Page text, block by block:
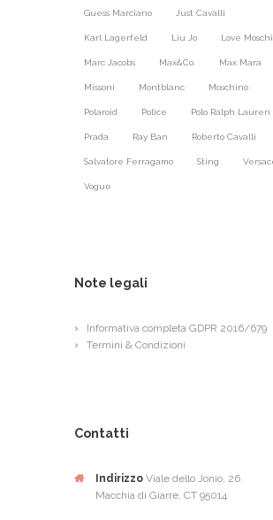
Guess Marciano Just Cavalli
Karl Lagerfeld Liu Jo Love
Marc Jacobs Max&Co. Max Mara
Missoni Montblanc Moschino
Polaroid Police Polo Ralph Lauren
Prada Ray Ban Roberto Cavalli
Salvatore Ferragamo Sting
Vogue
Note legali
Informativa completa GDPR 2016/679
Termini & Condizioni
Contatti
Indirizzo Viale dello Jonio, 26
Macchia di Giarre, CT 95014